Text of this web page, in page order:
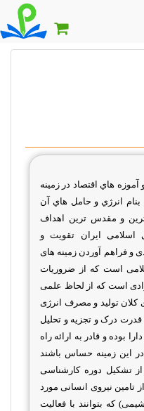
هاي اقتصاد در زمينه
انرژي و حامل هاي آن
و مقدس ترین اهداف
ایران تقویت و
و فراهم آوردن زمینه های
است که از ضروریات
است که از لحاظ علمی
کلان تولید و مصرف انرژی
درک و تجزیه و تحلیل
بوده و قادر به ارائه راه
این زمینه حساس باشند
تشکیل دوره کارشناسی
تامین نیروی انسانی مورد
که بتوانند با فعالیت